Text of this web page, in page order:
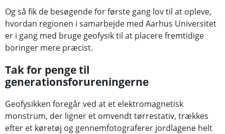
Og så fik de besøgende for første gang lov til at opleve,
hvordan regionen i samarbejde med Aarhus Universitet
er i gang med bruge geofysik til at placere fremtidige
boringer mere præcist.
Tak for penge til
generationsforureningerne
Geofysikken foregår ved at et elektromagnetisk
monstrum, der ligner et omvendt tørrestativ, trækkes
efter et køretøj og gennemfotograferer jordlagene helt